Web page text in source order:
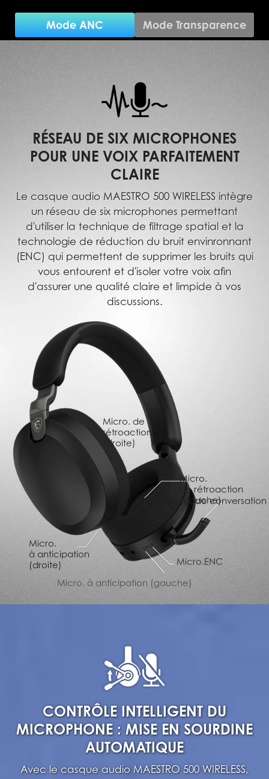
Mode ANC Mode Transparence
RÉSEAU DE SIX MICROPHONES
POUR UNE VOIX PARFAITEMENT
CLAIRE
Le casque audio MAESTRO 500 WIRELESS intègre
un réseau de six microphones permettant
d'utiliser la technique de filtrage spatial et la
technologie de réduction du bruit envinronnant
(ENC) qui permettent de supprimer les bruits qui
vous entourent et d'isoler votre voix afin
d'assurer une qualité claire et limpide à vos
discussions.
Micro.
à anticipation
(droite)
Micro. de
rétroaction
(droite)
Micro.
de rétroaction
(gauche)
Micro. de conversation
Micro.ENC
Micro. à anticipation (gauche)
CONTRÔLE INTELLIGENT DU
MICROPHONE : MISE EN SOURDINE
AUTOMATIQUE
Avec le casque audio MAESTRO 500 WIRELESS,